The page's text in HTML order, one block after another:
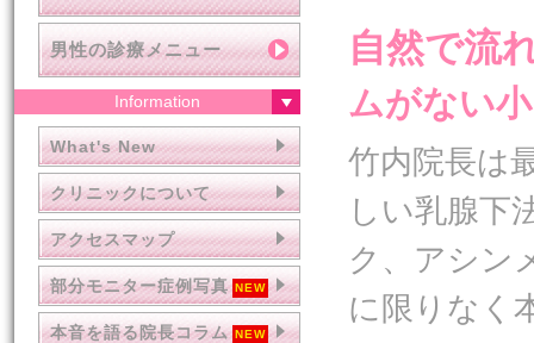
男性の診療メニュー
Information
What's New
クリニックについて
アクセスマップ
部分モニター症例写真
本音を語る院長コラム
自然で流
ムがない
竹内院長は
しい乳腺下
ク、アシン
に限りなく